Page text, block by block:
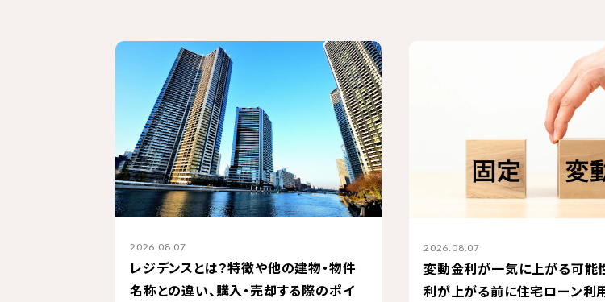
2026.08.07
レジデンスとは？特徴や他の建物・物件
名称との違い、購入・売却する際のポイ
2026.08.07
変動金利が一気に上がる可能
利が上がる前に住宅ローン利